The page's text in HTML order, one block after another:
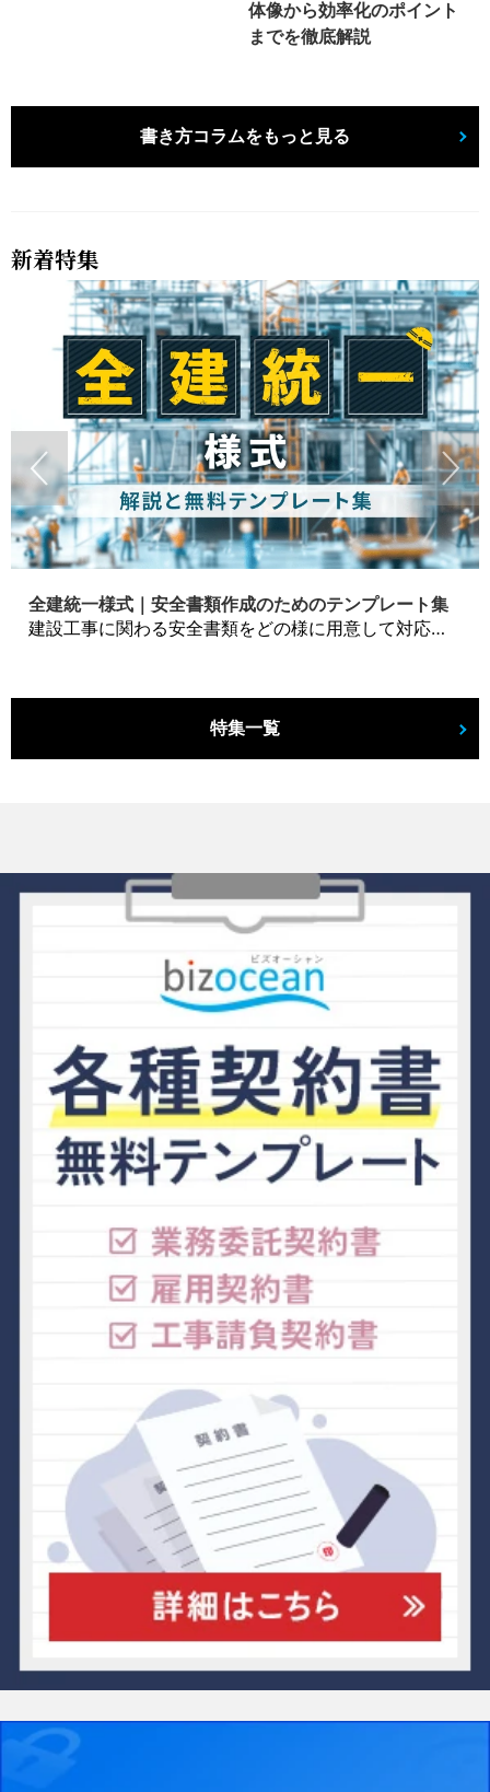
体像から効率化のポイント
までを徹底解説
書き方コラムをもっと見る
新着特集
全建統一様式｜安全書類作成のためのテンプレート集
建設工事に関わる安全書類をどの様に用意して対応するか？関連書式テンプレートから書き方の注意点などの役立つコラムをbizoceanがお届けします。
特集一覧